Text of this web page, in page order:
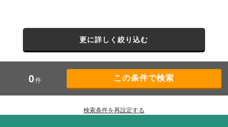
更に詳しく絞り込む
0件
検索条件を再設定する